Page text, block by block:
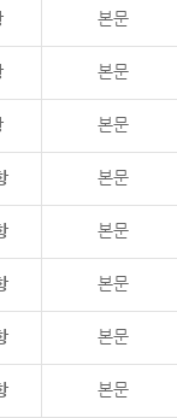
본문
본문
본문
본문
본문
본문
본문
본문